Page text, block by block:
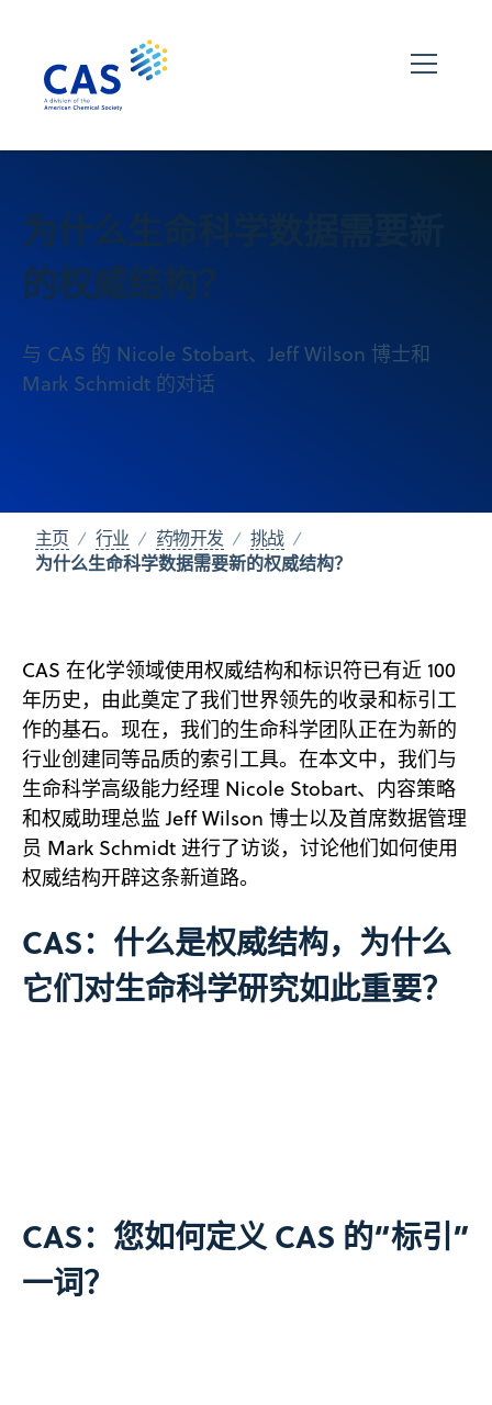
为什么生命科学数据需要新
的权威结构？
与 CAS 的 Nicole Stobart、Jeff Wilson 博士和
Mark Schmidt 的对话
主页 行业 药物开发 挑战
为什么生命科学数据需要新的权威结构？
CAS 在化学领域使用权威结构和标识符已有近 100
年历史，由此奠定了我们世界领先的收录和标引工
作的基石。现在，我们的生命科学团队正在为新的
行业创建同等品质的索引工具。在本文中，我们与
生命科学高级能力经理 Nicole Stobart、内容策略
和权威助理总监 Jeff Wilson 博士以及首席数据管理
员 Mark Schmidt 进行了访谈，讨论他们如何使用
权威结构开辟这条新道路。
CAS：什么是权威结构，为什么
它们对生命科学研究如此重要？
CAS：您如何定义 CAS 的“标引”
一词？